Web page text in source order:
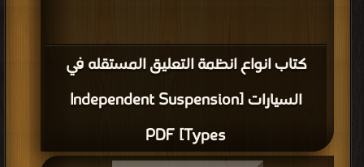
كتاب انواع انظمة التعليق المستقله في
السيارات [Independent Suspension
Types] PDF